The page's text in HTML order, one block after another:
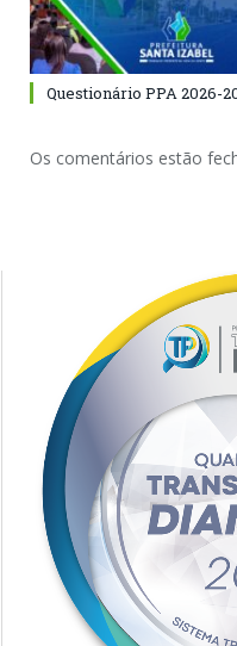
Questionário PPA 2026-
Os comentários estão